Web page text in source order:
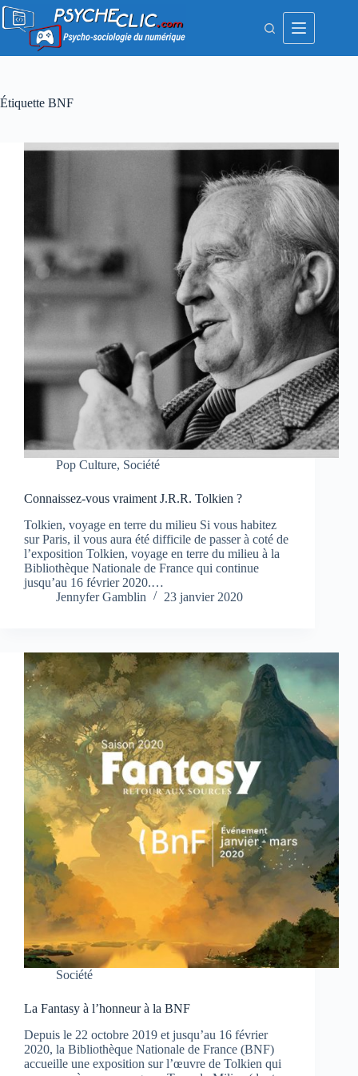
Passer
contenu
Étiquette BNF
Pop Culture, Société
Connaissez-vous vraiment J.R.R. Tolkien ?
Tolkien, voyage en terre du milieu Si vous habitez
sur Paris, il vous aura été difficile de passer à coté de
l’exposition Tolkien, voyage en terre du milieu à la
Bibliothèque Nationale de France qui continue
jusqu’au 16 février 2020.…
Jennyfer Gamblin
23 janvier 2020
Société
La Fantasy à l’honneur à la BNF
Depuis le 22 octobre 2019 et jusqu’au 16 février
2020, la Bibliothèque Nationale de France (BNF)
accueille une exposition sur l’œuvre de Tolkien qui